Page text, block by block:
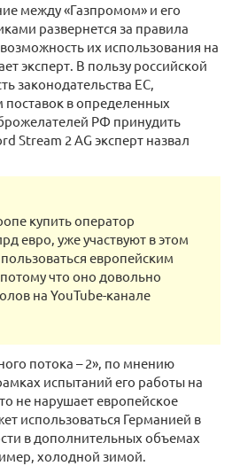
между «Газпромом» и его
развернется за правила
их использования на
эксперт. В пользу российской
законодательства ЕС,
в определенных
РФ принудить
Stream 2 AG эксперт назвал
купить оператор
евро, уже участвуют в этом
европейским
что оно довольно
на YouTube-канале
потока – 2», по мнению
испытаний его работы на
не нарушает европейское
использоваться Германией в
в дополнительных объемах
холодной зимой.